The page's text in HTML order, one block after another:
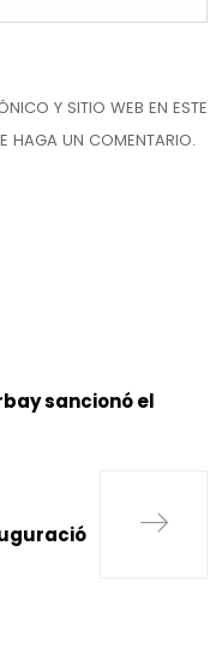
Y SITIO WEB EN ESTE
HAGA UN COMENTARIO.
sancionó el